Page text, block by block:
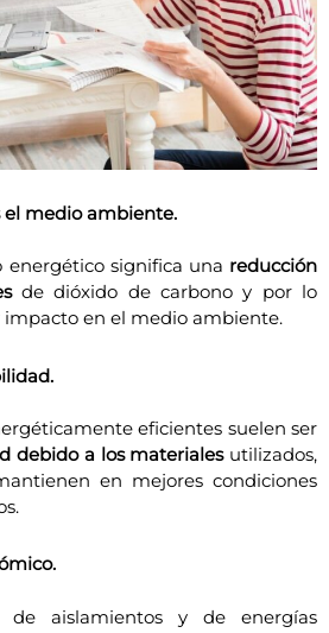
el medio ambiente.
energético significa una reducción
de dióxido de carbono y por lo
en el medio ambiente.
eficientes suelen ser
debido a los materialesutilizados,
en mejores condiciones
de aislamientos y de energías